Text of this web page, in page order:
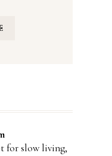
for slow living,